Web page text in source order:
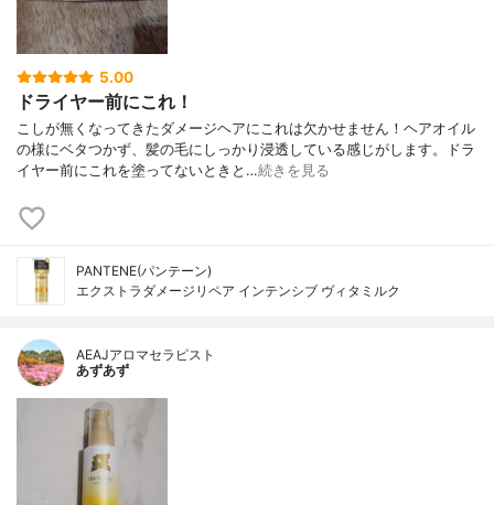
5.00
ドライヤー前にこれ！
こしが無くなってきたダメージヘアにこれは欠かせません！ヘアオイル
の様にベタつかず、髪の毛にしっかり浸透している感じがします。ドラ
イヤー前にこれを塗ってないときと…続きを見る
PANTENE(パンテーン)
エクストラダメージリペア インテンシブ ヴィタミルク
AEAJアロマセラピスト
あずあず